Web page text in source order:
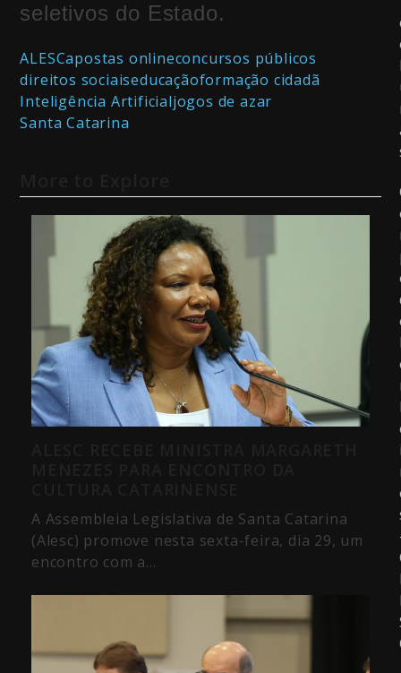
seletivos do Estado.
ALESCapostas onlineconcursos públicos
direitos sociaiseducaçãoformação cidadã
Inteligência Artificialjogos de azar
Santa Catarina
A Assembleia Legislativa de Santa Catarina
(Alesc) promove nesta sexta-feira, dia 29, um
encontro com a…